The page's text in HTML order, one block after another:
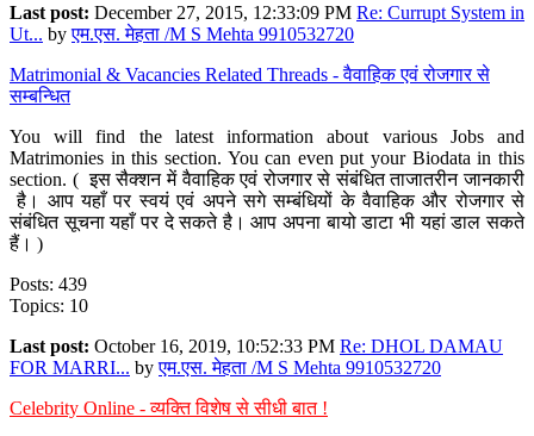
Last post: December 27, 2015, 12:33:09 PM Re: Currupt System in
Ut... byएम.एस. मेहता /M S Mehta 9910532720
Matrimonial & Vacancies Related Threads - वैवाहिक एवं रोजगार से
सम्बन्धित
You will find the latest information about various Jobs and
Matrimonies in this section. You can even put your Biodata in this
section. ( इस सैक्शन में वैवाहिक एवं रोजगार से संबंधित ताजातरीन जानकारी
है। आप यहाँ पर स्वयं एवं अपने सगे सम्बंधियों के वैवाहिक और रोजगार से
संबंधित सूचना यहाँ पर दे सकते है। आप अपना बायो डाटा भी यहां डाल सकते
हैं। )
Posts: 439
Topics: 10
Last post: October 16, 2019, 10:52:33 PM Re: DHOL DAMAU
FOR MARRI... byएम.एस. मेहता /M S Mehta 9910532720
Celebrity Online - व्यक्ति विशेष से सीधी बात !